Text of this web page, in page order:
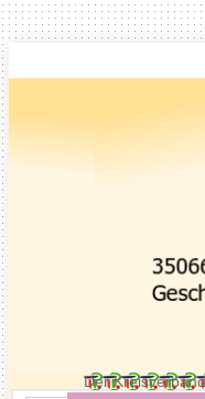
Der Kreisverband